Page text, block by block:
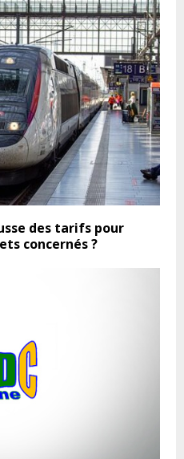
des tarifs pour
concernés ?